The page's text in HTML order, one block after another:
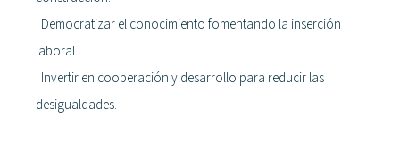
. Democratizar el conocimiento fomentando la inserción
laboral.
. Invertir en cooperación y desarrollo para reducir las
desigualdades.